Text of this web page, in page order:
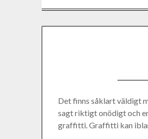
Det finns såklart väldigt
sagt riktigt onödigt och
graffitti. Graffitti kan